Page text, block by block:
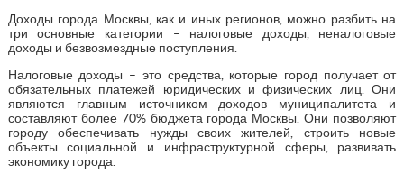
Доходы города Москвы, как и иных регионов, можно разбить на
три основные категории – налоговые доходы, неналоговые
доходы и безвозмездные поступления.
Налоговые доходы – это средства, которые город получает от
обязательных платежей юридических и физических лиц. Они
являются главным источником доходов муниципалитета и
составляют более 70% бюджета города Москвы. Они позволяют
городу обеспечивать нужды своих жителей, строить новые
объекты социальной и инфраструктурной сферы, развивать
экономику города.